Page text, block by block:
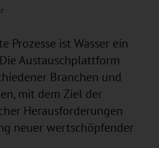
Prozesse ist Wasser ein
Austauschplattform
Branchen und
mit dem Ziel der
Herausforderungen
neuer wertschöpfender